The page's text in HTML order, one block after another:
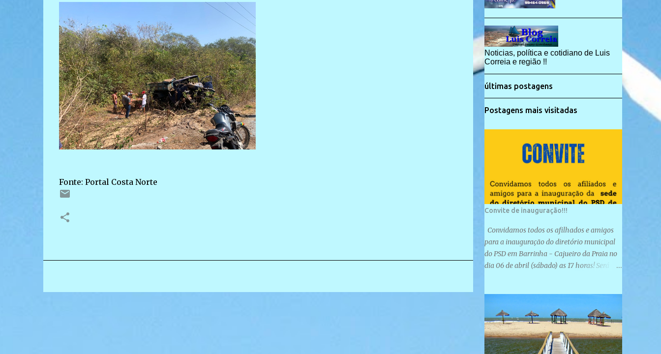
Fonte: Portal Costa Norte
Noticias, política e cotidiano de Luis
Correia e região !!
últimas postagens
Postagens mais visitadas
Convite de inauguração!!!
Convidamos todos os afilhados e amigos
para a inauguração do diretório municipal
do PSD em Barrinha - Cajueiro da Praia no
dia 06 de abril (sábado) as 17 horas! Será
localizada na Rua São José, 98 Barrinha -
Cajueiro da Praia.